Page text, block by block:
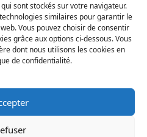
sont stockés sur votre navigateur.
similaires pour garantir le
Vous pouvez choisir de consentir
grâce aux options ci-dessous. Vous
dont nous utilisons les cookies en
de confidentialité.